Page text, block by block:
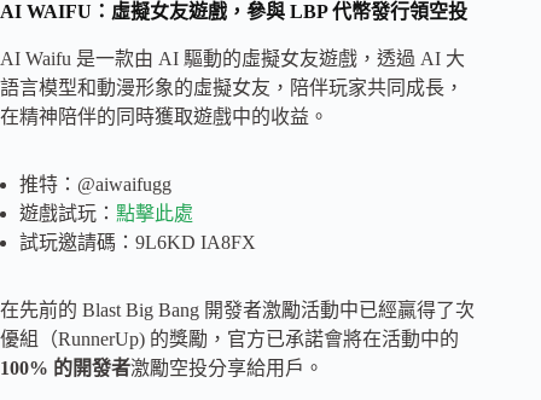
AI WAIFU：虛擬女友遊戲，參與 LBP 代幣發行領空投
AI Waifu 是一款由 AI 驅動的虛擬女友遊戲，透過 AI 大
語言模型和動漫形象的虛擬女友，陪伴玩家共同成長，
在精神陪伴的同時獲取遊戲中的收益。
推特：@aiwaifugg
遊戲試玩： 點擊此處
試玩邀請碼：9L6KD IA8FX
在先前的 Blast Big Bang 開發者激勵活動中已經贏得了次
優組（RunnerUp) 的獎勵，官方已承諾會將在活動中的
100% 的開發者激勵空投分享給用戶。